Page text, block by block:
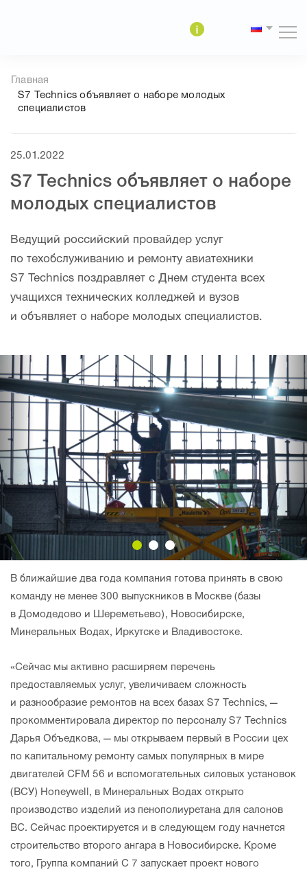
Главная
S7 Technics объявляет о наборе молодых
специалистов
25.01.2022
S7 Technics объявляет о наборе
молодых специалистов
Ведущий российский провайдер услуг
по техобслуживанию и ремонту авиатехники
S7 Technics поздравляет с Днем студента всех
учащихся технических колледжей и вузов
и объявляет о наборе молодых специалистов.
В ближайшие два года компания готова принять в свою
команду не менее 300 выпускников в Москве (базы
в Домодедово и Шереметьево), Новосибирске,
Минеральных Водах, Иркутске и Владивостоке.
«Сейчас мы активно расширяем перечень
предоставляемых услуг, увеличиваем сложность
и разнообразие ремонтов на всех базах S7 Technics, —
прокомментировала директор по персоналу S7 Technics
Дарья Объедкова, — мы открываем первый в России цех
по капитальному ремонту самых популярных в мире
двигателей CFM 56 и вспомогательных силовых установок
(ВСУ) Honeywell, в Минеральных Водах открыто
производство изделий из пенополиуретана для салонов
ВС. Сейчас проектируется и в следующем году начнется
строительство второго ангара в Новосибирске. Кроме
того, Группа компаний С 7 запускает проект нового